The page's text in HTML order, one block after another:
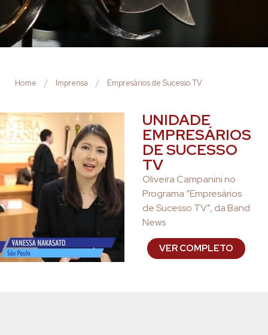
Home / Imprensa / Empresários de Sucesso TV
UNIDADE
EMPRESÁRIOS
DE SUCESSO
TV
Oliveira Campanini no
Programa ”Empresários
de Sucesso TV”, da Band
News
VER COMPLETO